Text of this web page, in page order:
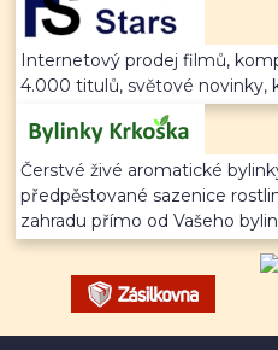
Internetový prodej filmů,
4.000 titulů, světové novinky,
Čerstvé živé aromatické
předpěstované sazenice
zahradu přímo od Vašeho